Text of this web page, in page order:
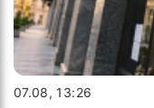
07.08, 13:26